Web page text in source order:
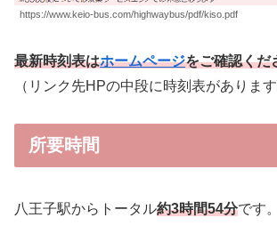
https://www.keio-bus.com/highwaybus/pdf/kiso.pdf
最新時刻表はホームページをご確認くだ
（リンク先HPの中段に時刻表があります
所要時間
八王子駅からトータル約3時間54分です。